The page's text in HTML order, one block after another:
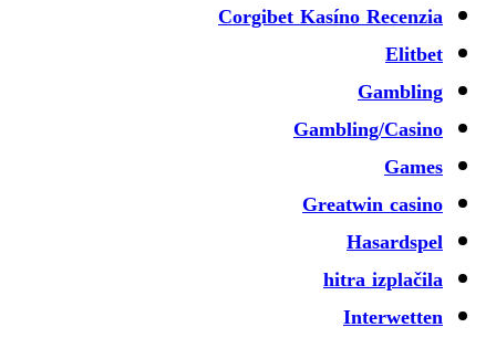
Corgibet Kasíno Recenzia
Elitbet
Gambling
Gambling/Casino
Games
Greatwin casino
Hasardspel
hitra izplačila
Interwetten